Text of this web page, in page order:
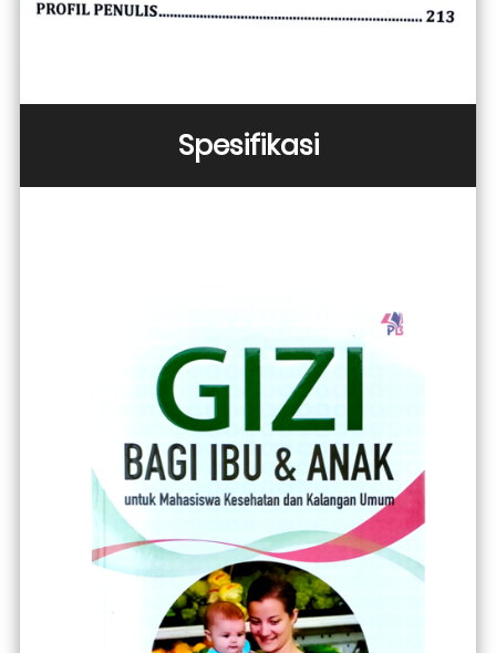
Spesifikasi